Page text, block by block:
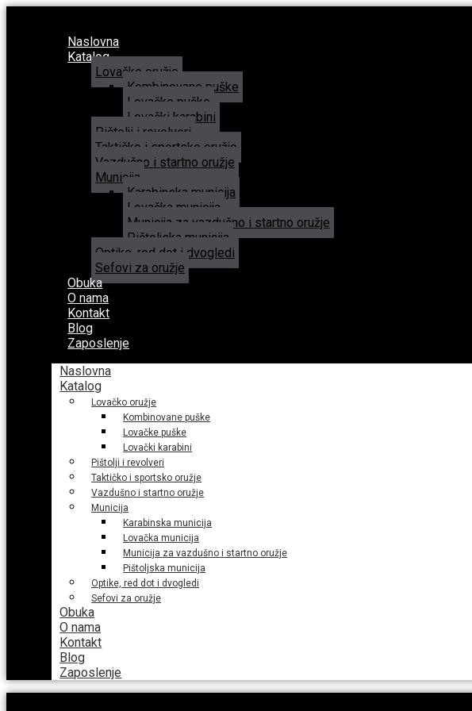
Naslovna
Katalog
Lovačko oružje
Kombinovane puške
Lovačke puške
Lovački karabini
Pištolji i revolveri
Taktičko i sportsko oružje
Vazdušno i startno oružje
Municija
Karabinska municija
Lovačka municija
Municija za vazdušno i startno oružje
Pištoljska municija
Optike, red dot i dvogledi
Sefovi za oružje
Obuka
O nama
Kontakt
Blog
Zaposlenje
Naslovna
Katalog
Lovačko oružje
Kombinovane puške
Lovačke puške
Lovački karabini
Pištolji i revolveri
Taktičko i sportsko oružje
Vazdušno i startno oružje
Municija
Karabinska municija
Lovačka municija
Municija za vazdušno i startno oružje
Pištoljska municija
Optike, red dot i dvogledi
Sefovi za oružje
Obuka
O nama
Kontakt
Blog
Zaposlenje